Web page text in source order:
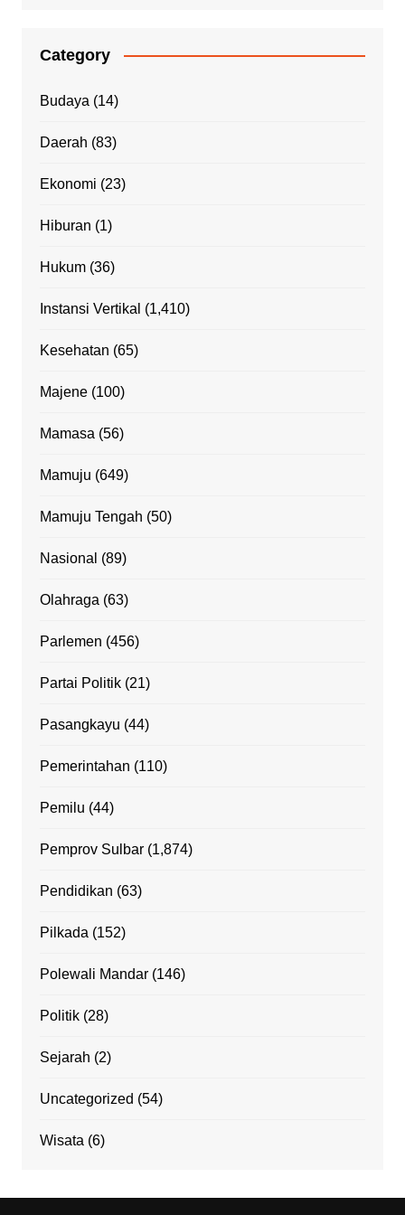
Category
Budaya (14)
Daerah (83)
Ekonomi (23)
Hiburan (1)
Hukum(36)
Instansi Vertikal (1,410)
Kesehatan (65)
Majene(100)
Mamasa (56)
Mamuju (649)
Mamuju Tengah (50)
Nasional (89)
Olahraga (63)
Parlemen (456)
Partai Politik(21)
Pasangkayu (44)
Pemerintahan (110)
Pemilu (44)
Pemprov Sulbar(1,874)
Pendidikan (63)
Pilkada (152)
Polewali Mandar(146)
Politik(28)
Sejarah (2)
Uncategorized (54)
Wisata (6)